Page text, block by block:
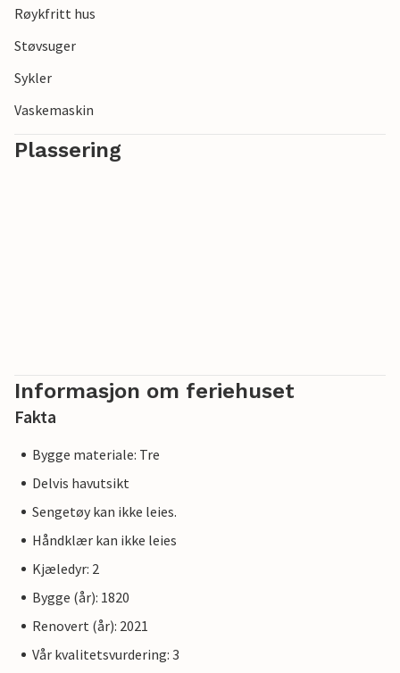
til Karlskrona Golfklubb.
Røykfritt hus
Støvsuger
Sykler
Vaskemaskin
Plassering
Informasjon om feriehuset
Fakta
Bygge materiale: Tre
Delvis havutsikt
Sengetøy kan ikke leies.
Håndklær kan ikke leies
Kjæledyr: 2
Bygge (år): 1820
Renovert (år): 2021
Vår kvalitetsvurdering: 3